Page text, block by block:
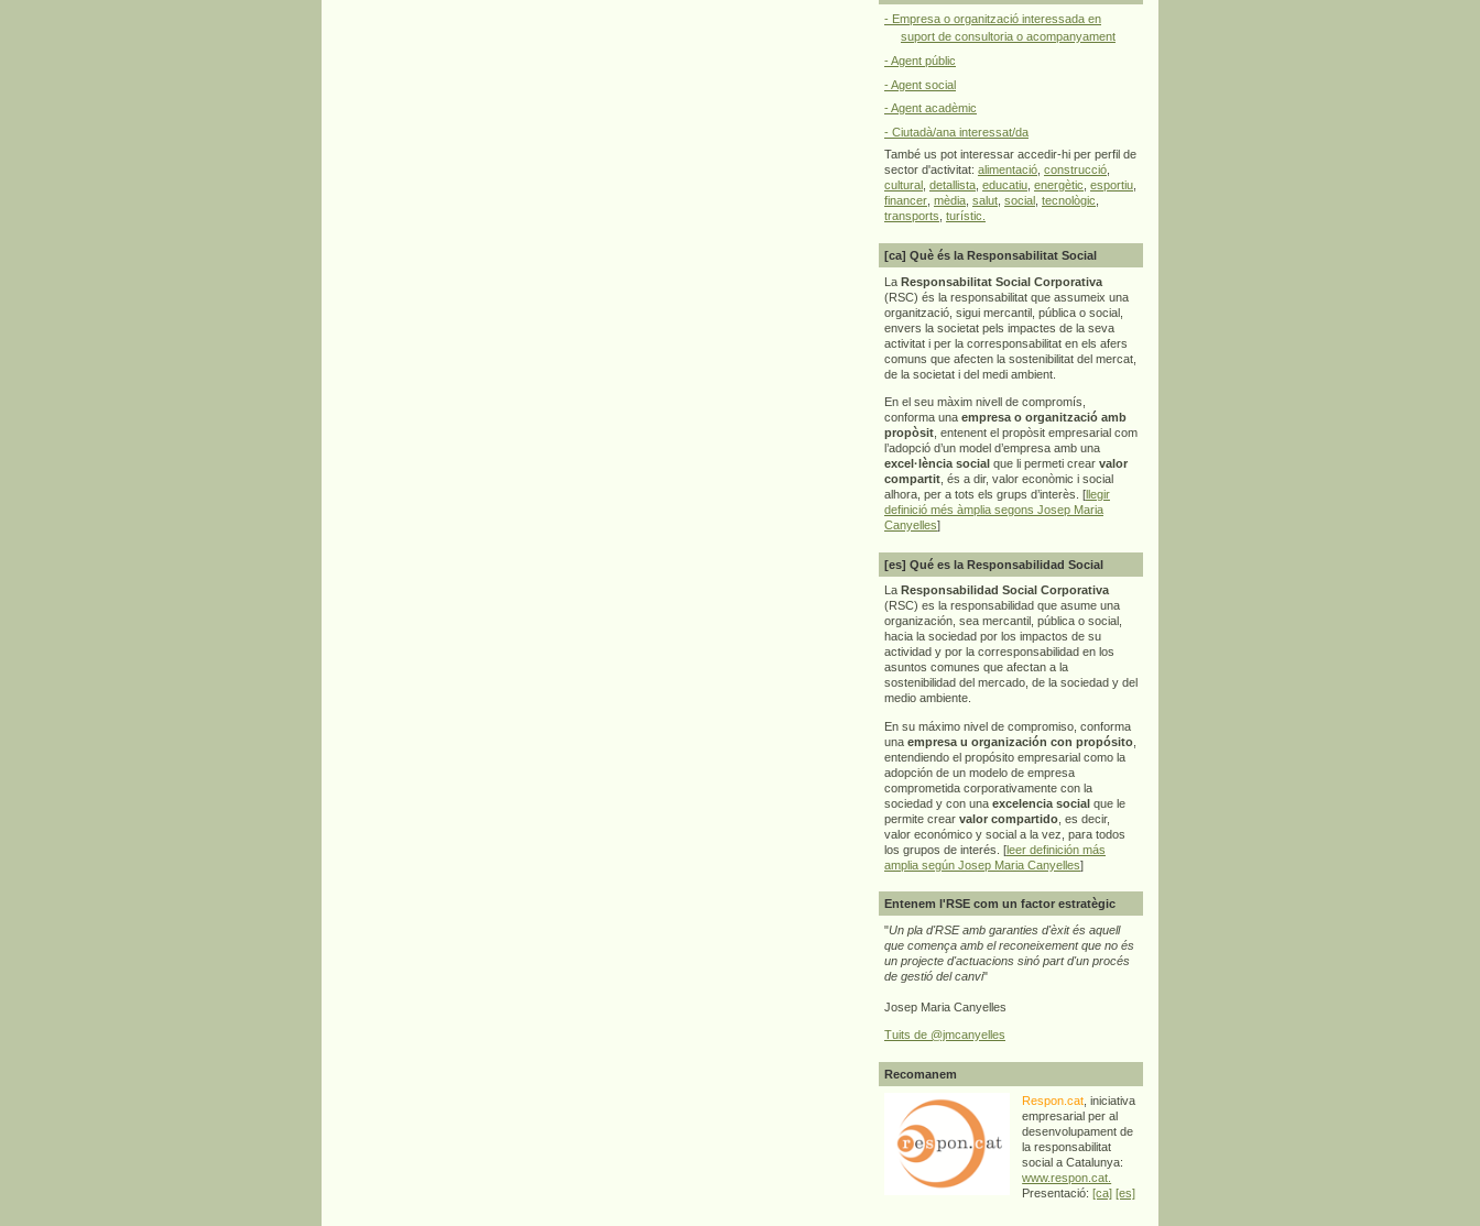
- Empresa o organització interessada en
suport de consultoria o acompanyament
- Agent públic
- Agent social
- Agent acadèmic
- Ciutadà/ana interessat/da
També us pot interessar accedir-hi per perfil de
sector d'activitat: alimentació construcció
cultural
detallista educatiu energètic esportiu
financer mèdia salut social tecnològic
transports turístic.
[ca] Què és la Responsabilitat Social
La Responsabilitat Social Corporativa
(RSC) és la responsabilitat que assumeix una
organització, sigui mercantil, pública o social,
envers la societat pels impactes de la seva
activitat i per la corresponsabilitat en els afers
comuns que afecten la sostenibilitat del mercat,
de la societat i del medi ambient.
En el seu màxim nivell de compromís,
conforma una empresa o organització amb
propòsit , entenent el propòsit empresarial com
l’adopció d’un model d’empresa amb una
excel·lència social que li permeti crear valor
compartit , és a dir, valor econòmic i social
alhora, per a tots els grups d’interès. [llegir
definició més àmplia segons Josep Maria
Canyelles]
[es] Qué es la Responsabilidad Social
La Responsabilidad Social Corporativa
(RSC) es la responsabilidad que asume una
organización, sea mercantil, pública o social,
hacia la sociedad por los impactos de su
actividad y por la corresponsabilidad en los
asuntos comunes que afectan a la
sostenibilidad del mercado, de la sociedad y del
medio ambiente.
En su máximo nivel de compromiso, conforma
una empresa u organización con propósito
entendiendo el propósito empresarial como la
adopción de un modelo de empresa
comprometida corporativamente con la
sociedad y con una excelencia social que le
permite crear valor compartido , es decir,
valor económico y social a la vez, para todos
los grupos de interés. [leer definición más
amplia según Josep Maria Canyelles]
Entenem l'RSE com un factor estratègic
"Un pla d'RSE amb garanties d'èxit és aquell
que comença amb el reconeixement que no és
un projecte d'actuacions sinó part d'un procés
de gestió del canvi"
Josep Maria Canyelles
Tuits de @jmcanyelles
Recomanem
Respon.cat , iniciativa
empresarial per al
desenvolupament de
la responsabilitat
social a Catalunya:
www.respon.cat.
Presentació:[ca] [es]